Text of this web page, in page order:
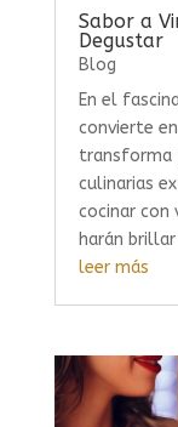
Sabor a
Degustar
Blog
En el
convierte
transforma
culinarias
cocinar con
harán
leer más